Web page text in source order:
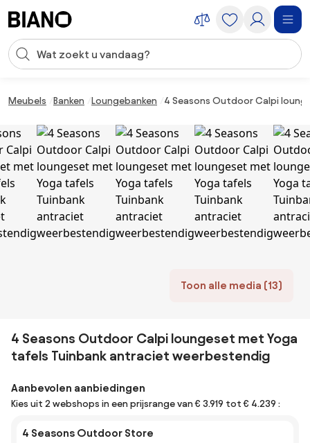
Zoekopdracht invoeren
Meubels Banken Loungebanken 4 Seasons Outdoor Calpi
Toon alle media (13)
4 Seasons Outdoor Calpi loungeset met Yoga
tafels Tuinbank antraciet weerbestendig
Aanbevolen aanbiedingen
Kies uit 2 webshops in een prijsrange van € 3.919 tot € 4.239 :
4 Seasons Outdoor Store